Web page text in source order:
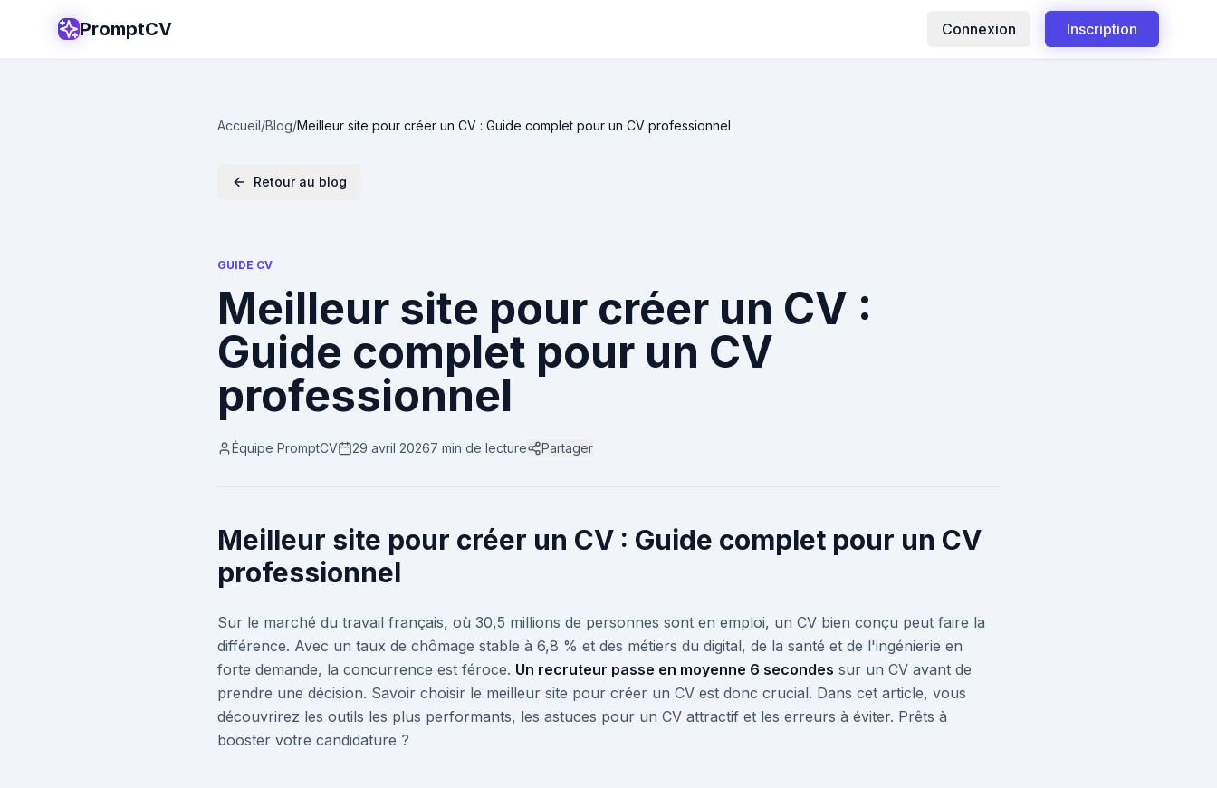
PromptCV Connexion Inscription
Accueil/Blog/Meilleur site pour créer un CV : Guide complet pour un CV professionnel
Retour au blog
GUIDE CV
Meilleur site pour créer un CV :
Guide complet pour un CV
professionnel
Équipe PromptCV 29 avril 20267 min de lecture Partager
Meilleur site pour créer un CV : Guide complet pour un CV
professionnel
Sur le marché du travail français, où 30,5 millions de personnes sont en emploi, un CV bien conçu peut faire la
différence. Avec un taux de chômage stable à 6,8 % et des métiers du digital, de la santé et de l'ingénierie en
forte demande, la concurrence est féroce. Un recruteur passe en moyenne 6 secondes sur un CV avant de
prendre une décision. Savoir choisir le meilleur site pour créer un CV est donc crucial. Dans cet article, vous
découvrirez les outils les plus performants, les astuces pour un CV attractif et les erreurs à éviter. Prêts à
booster votre candidature ?